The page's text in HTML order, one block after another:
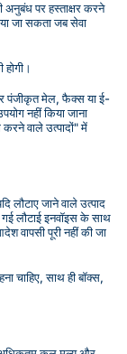
अनुबंध पर हस्ताक्षर करने
जा सकता जब सेवा
पंजीकृत मेल, फैक्स या ई-
नहीं किया जाना
वाले उत्पादों" में
लौटाए जाने वाले उत्पाद
गई लौटाई इनवॉइस के साथ
वापसी पूरी नहीं की जा
चाहिए, साथ ही बॉक्स,